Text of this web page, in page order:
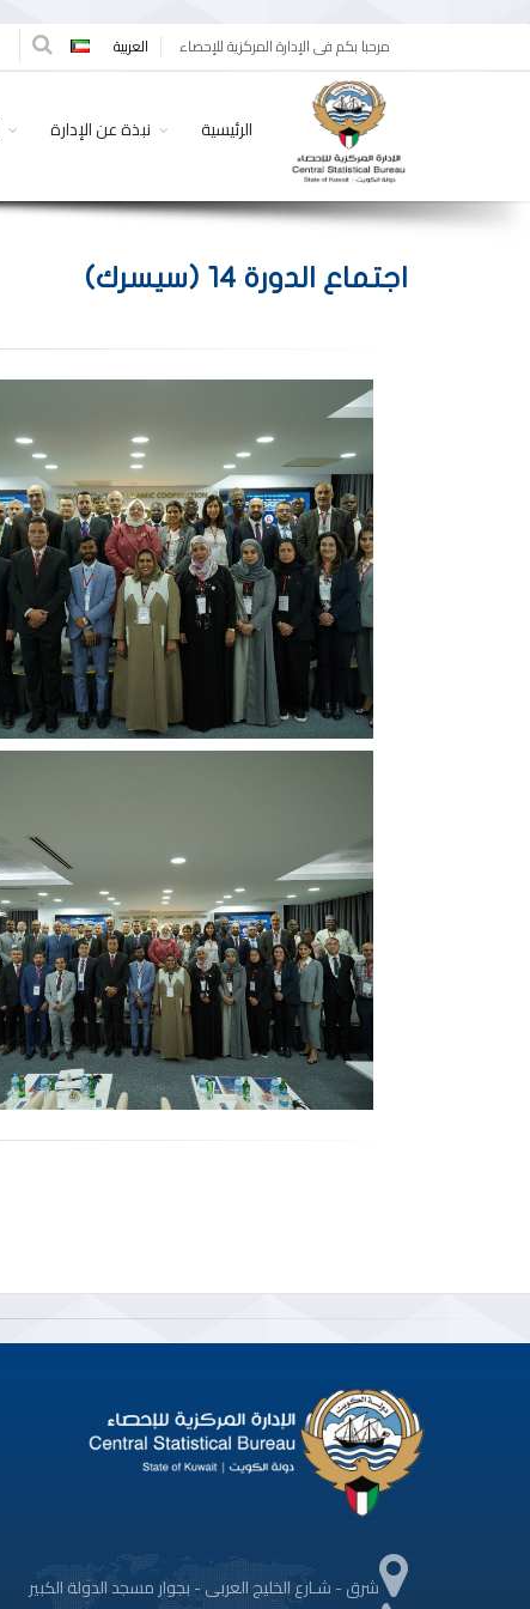
مرحبا بكم فى الإدارة المركزية للإحصاء العربية
الرئيسية نبذة عن الإدارة
اجتماع الدورة ١٤ (سيسرك)
شرق - شـارع الخليج العربى - بجوار مسجد الدولة الكبير